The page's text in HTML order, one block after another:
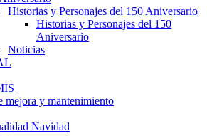
Historias y Personajes del 150 Aniversario
Historias y Personajes del 150
Aniversario
Noticias
mejora y mantenimiento
Navidad